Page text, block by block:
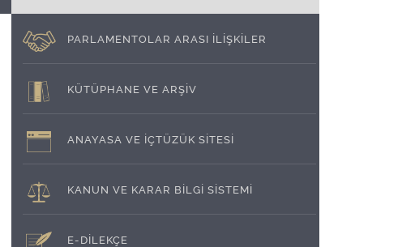
PARLAMENTOLAR ARASI İLİŞKİLER
KÜTÜPHANE VE ARŞİV
ANAYASA VE İÇTÜZÜK SİTESİ
KANUN VE KARAR BİLGİ SİSTEMİ
E-DİLEKÇE